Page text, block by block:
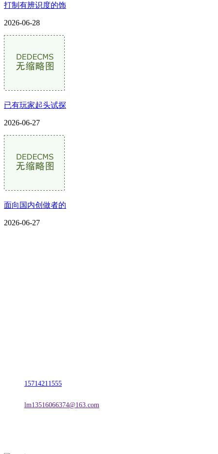
打制有辨识度的饰
2026-06-28
已有玩家起头试探
2026-06-27
面向国内创做者的
2026-06-27
15714211555
lm13516066374@163.com